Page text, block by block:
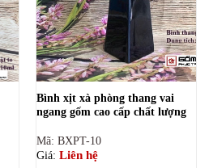
Bình xịt xà phòng thang vai
ngang gốm cao cấp chất lượng
Mã: BXPT-10
Giá: Liên hệ